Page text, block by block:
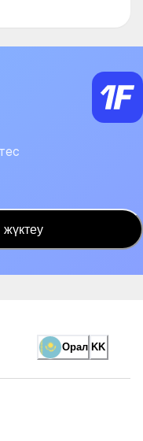
Орал KK